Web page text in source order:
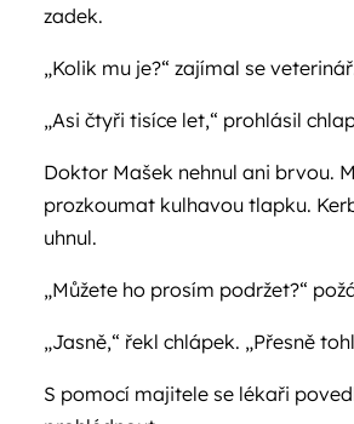
zadek.
„Kolik mu je?“ zajímal se
„Asi čtyři tisíce let,“ prohlásil
Doktor Mašek nehnul ani brvou.
prozkoumat kulhavou tlapku.
uhnul.
„Můžete ho prosím podržet?“
„Jasně,“ řekl chlápek. „Přesně
S pomocí majitele se lékaři